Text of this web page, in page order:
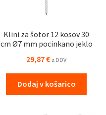
Klini za šotor 12 kosov 30
cm Ø7 mm pocinkano jeklo
29,87€ z DDV
Dodaj v košarico